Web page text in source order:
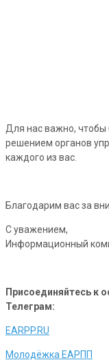
Для нас важно, чтобы
решением органов
каждого из вас.
Благодарим вас за
С уважением,
Информационный
Присоединяйтесь к
Телеграм:
EARPP.RU
Молодёжка ЕАРПП